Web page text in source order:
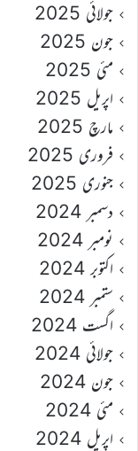
جولائی 2025
جون 2025
مئی 2025
اپریل 2025
مارچ 2025
فروری 2025
جنوری 2025
دسمبر 2024
نومبر 2024
اکتوبر 2024
ستمبر 2024
اگست 2024
جولائی 2024
جون 2024
مئی 2024
اپریل 2024